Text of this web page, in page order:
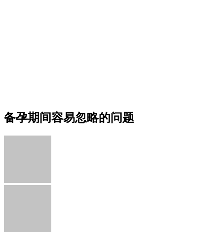
备孕期间容易忽略的问题